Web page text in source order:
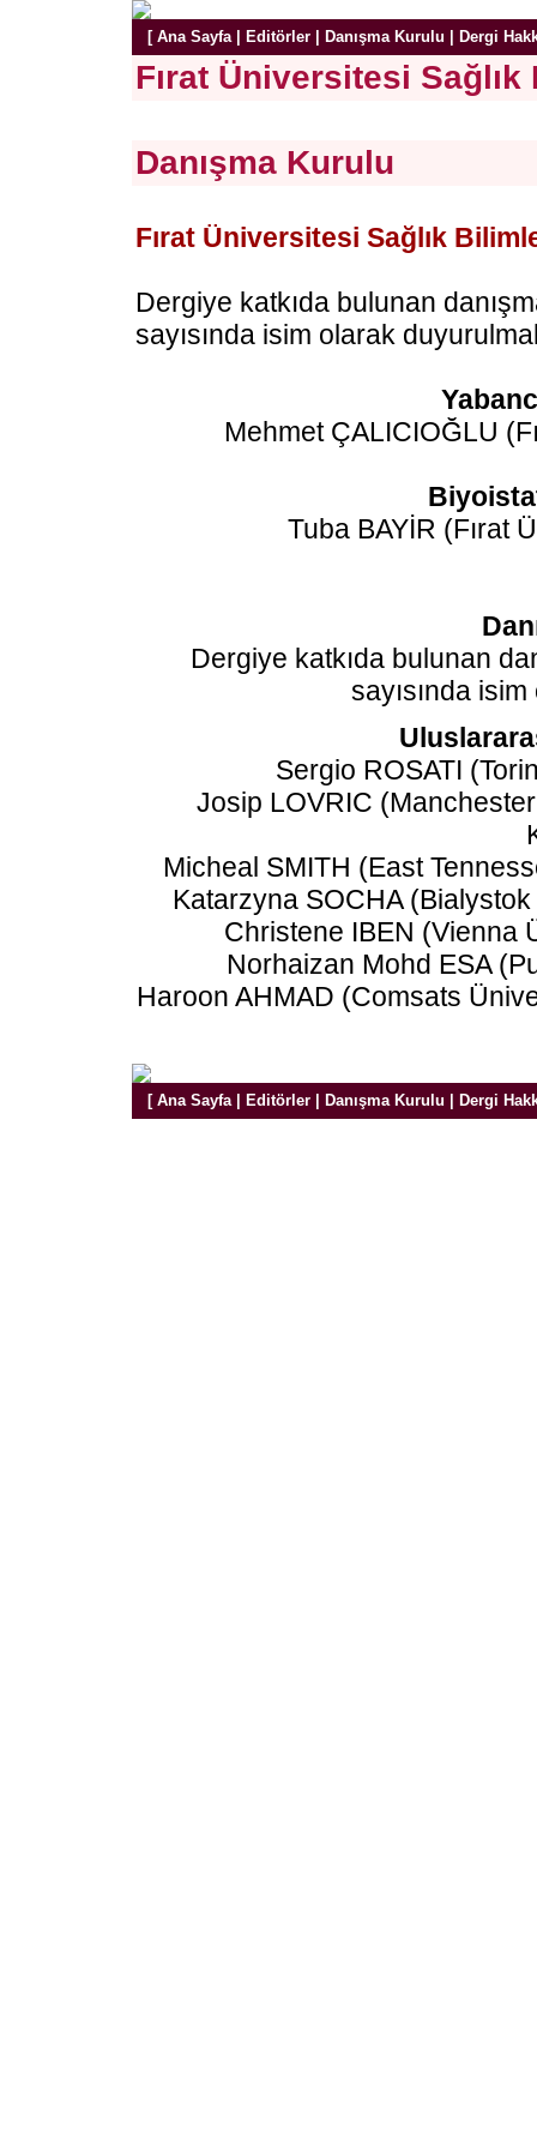
[ Ana Sayfa| Editörler| Danışma Kurulu Dergi
Fırat Üniversitesi
Danışma Kurulu
Fırat Üniversitesi Sağlık
Dergiye katkıda bulunan
sayısında isim olarak
Mehmet ÇALICIOĞLU
Tuba BAYİR (Fırat
Dergiye katkıda bulunan
sayısında
Sergio ROSATI
Josip LOVRIC
Micheal SMITH (East
Katarzyna SOCHA
Christene IBEN (Vienna
Norhaizan Mohd ESA
Haroon AHMAD (Comsats
[ Ana Sayfa| Editörler| Danışma Kurulu Dergi